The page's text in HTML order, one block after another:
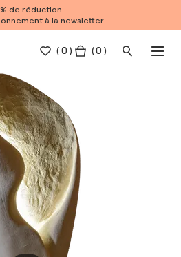
% de réduction
à la newsletter
(0 ) ( 0 )